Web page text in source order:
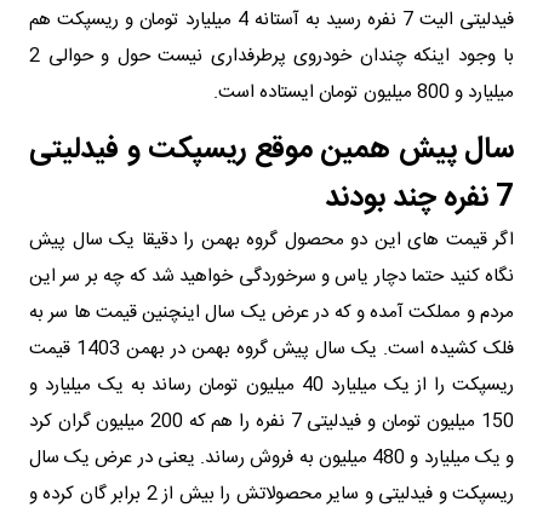
فیدلیتی الیت 7 نفره رسید به آستانه 4 میلیارد تومان و ریسپکت هم
با وجود اینکه چندان خودروی پرطرفداری نیست حول و حوالی 2
میلیارد و 800 میلیون تومان ایستاده است.
سال پیش همین موقع ریسپکت و فیدلیتی
7 نفره چند بودند
اگر قیمت های این دو محصول گروه بهمن را دقیقا یک سال پیش
نگاه کنید حتما دچار یاس و سرخوردگی خواهید شد که چه بر سر این
مردم و مملکت آمده و که در عرض یک سال اینچنین قیمت ها سر به
فلک کشیده است. یک سال پیش گروه بهمن در بهمن 1403 قیمت
ریسپکت را از یک میلیارد 40 میلیون تومان رساند به یک میلیارد و
150 میلیون تومان و فیدلیتی 7 نفره را هم که 200 میلیون گران کرد
و یک میلیارد و 480 میلیون به فروش رساند. یعنی در عرض یک سال
ریسپکت و فیدلیتی و سایر محصولاتش را بیش از 2 برابر گان کرده و